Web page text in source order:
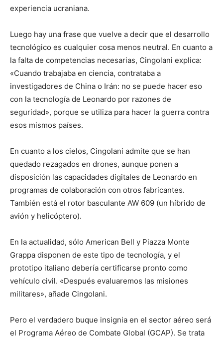
experiencia ucraniana.
Luego hay una frase que vuelve a decir que el desarrollo
tecnológico es cualquier cosa menos neutral. En cuanto a
la falta de competencias necesarias, Cingolani explica:
«Cuando trabajaba en ciencia, contrataba a
investigadores de China o Irán: no se puede hacer eso
con la tecnología de Leonardo por razones de
seguridad», porque se utiliza para hacer la guerra contra
esos mismos países.
En cuanto a los cielos, Cingolani admite que se han
quedado rezagados en drones, aunque ponen a
disposición las capacidades digitales de Leonardo en
programas de colaboración con otros fabricantes.
También está el rotor basculante AW 609 (un híbrido de
avión y helicóptero).
En la actualidad, sólo American Bell y Piazza Monte
Grappa disponen de este tipo de tecnología, y el
prototipo italiano debería certificarse pronto como
vehículo civil. «Después evaluaremos las misiones
militares», añade Cingolani.
Pero el verdadero buque insignia en el sector aéreo será
el Programa Aéreo de Combate Global (GCAP). Se trata